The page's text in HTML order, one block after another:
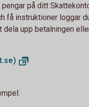
på ditt
få instruktioner loggar
dela upp betalningen